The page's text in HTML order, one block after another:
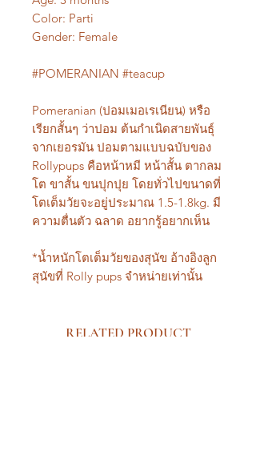
Color: Parti
Gender: Female
#POMERANIAN #teacup
Pomeranian (ปอมเมอเรเนียน) หรือ
เรียกสั้นๆ ว่าปอม ต้นกำเนิดสายพันธุ์
จากเยอรมัน ปอมตามแบบฉบับของ
Rollypups คือหน้าหมี หน้าสั้น ตากลม
โต ขาสั้น ขนปุกปุย โดยทั่วไปขนาดที่
โตเต็มวัยจะอยู่ประมาณ 1.5-1.8kg. มี
ความตื่นตัว ฉลาด อยากรู้อยากเห็น
*น้ำหนักโตเต็มวัยของสุนัข อ้างอิงลูก
สุนัขที่ Rolly pups จำหน่ายเท่านั้น
RELATED PRODUCT